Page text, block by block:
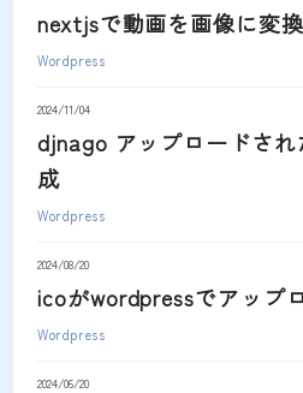
nextjsで動画を画像に変
Wordpress
2024/11/04
djnago アップロードさ
成
Wordpress
2024/08/20
icoがwordpressでアップ
Wordpress
2024/06/20